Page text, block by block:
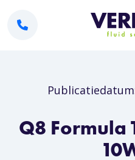
Q8 Formula